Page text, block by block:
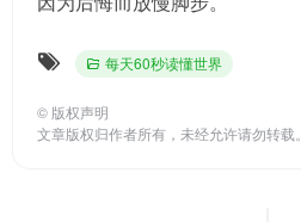
每天60秒读懂世界
© 版权声明
文章版权归作者所有，未经允许请勿转载。